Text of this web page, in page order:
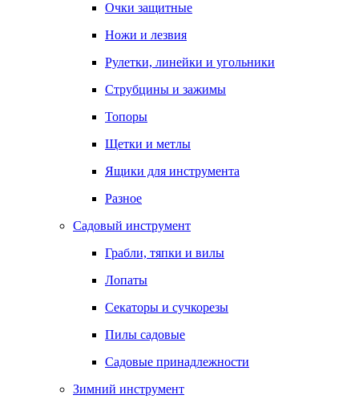
Очки защитные
Ножи и лезвия
Рулетки, линейки и угольники
Струбцины и зажимы
Топоры
Щетки и метлы
Ящики для инструмента
Разное
Садовый инструмент
Грабли, тяпки и вилы
Лопаты
Секаторы и сучкорезы
Пилы садовые
Садовые принадлежности
Зимний инструмент